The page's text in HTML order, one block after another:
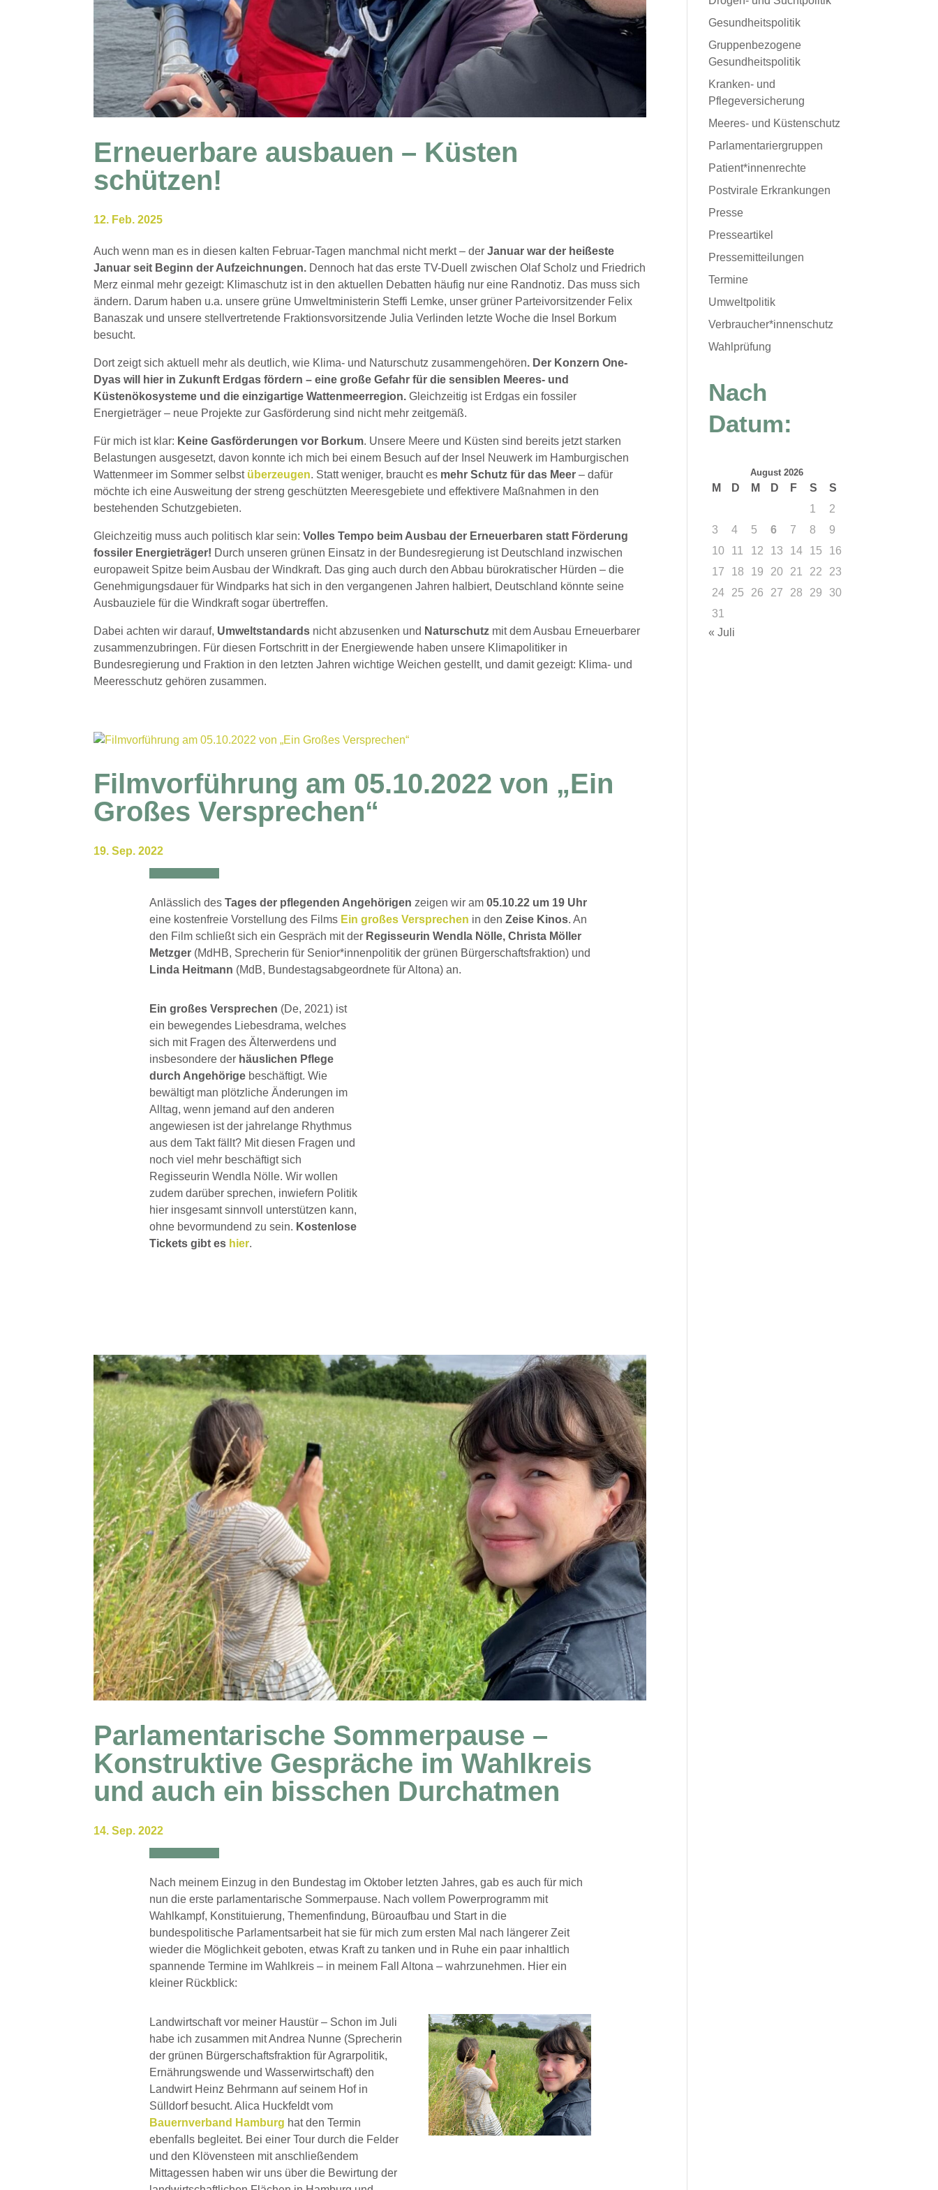
Erneuerbare ausbauen – Küsten
schützen!
12. Feb. 2025
Auch wenn man es in diesen kalten Februar-Tagen manchmal nicht merkt – der Januar war der heißeste
Januar seit Beginn der Aufzeichnungen. Dennoch hat das erste TV-Duell zwischen Olaf Scholz und Friedrich
Merz einmal mehr gezeigt: Klimaschutz ist in den aktuellen Debatten häufig nur eine Randnotiz. Das muss sich
ändern. Darum haben u.a. unsere grüne Umweltministerin Steffi Lemke, unser grüner Parteivorsitzender Felix
Banaszak und unsere stellvertretende Fraktionsvorsitzende Julia Verlinden letzte Woche die Insel Borkum
besucht.
Dort zeigt sich aktuell mehr als deutlich, wie Klima- und Naturschutz zusammengehören. Der Konzern One-
Dyas will hier in Zukunft Erdgas fördern – eine große Gefahr für die sensiblen Meeres- und
Küstenökosysteme und die einzigartige Wattenmeerregion. Gleichzeitig ist Erdgas ein fossiler
Energieträger – neue Projekte zur Gasförderung sind nicht mehr zeitgemäß.
Für mich ist klar: Keine Gasförderungen vor Borkum. Unsere Meere und Küsten sind bereits jetzt starken
Belastungen ausgesetzt, davon konnte ich mich bei einem Besuch auf der Insel Neuwerk im Hamburgischen
Wattenmeer im Sommer selbst überzeugen. Statt weniger, braucht es mehr Schutz für das Meer – dafür
möchte ich eine Ausweitung der streng geschützten Meeresgebiete und effektivere Maßnahmen in den
bestehenden Schutzgebieten.
Gleichzeitig muss auch politisch klar sein: Volles Tempo beim Ausbau der Erneuerbaren statt Förderung
fossiler Energieträger! Durch unseren grünen Einsatz in der Bundesregierung ist Deutschland inzwischen
europaweit Spitze beim Ausbau der Windkraft. Das ging auch durch den Abbau bürokratischer Hürden – die
Genehmigungsdauer für Windparks hat sich in den vergangenen Jahren halbiert, Deutschland könnte seine
Ausbauziele für die Windkraft sogar übertreffen.
Dabei achten wir darauf, Umweltstandards nicht abzusenken und Naturschutz mit dem Ausbau Erneuerbarer
zusammenzubringen. Für diesen Fortschritt in der Energiewende haben unsere Klimapolitiker in
Bundesregierung und Fraktion in den letzten Jahren wichtige Weichen gestellt, und damit gezeigt: Klima- und
Meeresschutz gehören zusammen.
Filmvorführung am 05.10.2022 von „Ein
Großes Versprechen“
19. Sep. 2022
Anlässlich desTages der pflegenden Angehörigen zeigen wir am 05.10.22 um 19 Uhr
eine kostenfreie Vorstellung des Films Ein großes Versprechen in den Zeise Kinos. An
den Film schließt sich ein Gespräch mit der Regisseurin Wendla Nölle, Christa Möller
Metzger(MdHB, Sprecherin für Senior*innenpolitik der grünen Bürgerschaftsfraktion) und
Linda Heitmann (MdB, Bundestagsabgeordnete für Altona) an.
Ein großes Versprechen (De, 2021) ist
ein bewegendes Liebesdrama, welches
sich mit Fragen des Älterwerdens und
insbesondere der häuslichen Pflege
durch Angehörigebeschäftigt. Wie
bewältigt man plötzliche Änderungen im
Alltag, wenn jemand auf den anderen
angewiesen ist der jahrelange Rhythmus
aus dem Takt fällt? Mit diesen Fragen und
noch viel mehr beschäftigt sich
Regisseurin Wendla Nölle. Wir wollen
zudem darüber sprechen, inwiefern Politik
hier insgesamt sinnvoll unterstützen kann,
ohne bevormundend zu sein. Kostenlose
Tickets gibt es hier.
Parlamentarische Sommerpause –
Konstruktive Gespräche im Wahlkreis
und auch ein bisschen Durchatmen
14. Sep. 2022
Nach meinem Einzug in den Bundestag im Oktober letzten Jahres, gab es auch für mich
nun die erste parlamentarische Sommerpause. Nach vollem Powerprogramm mit
Wahlkampf, Konstituierung, Themenfindung, Büroaufbau und Start in die
bundespolitische Parlamentsarbeit hat sie für mich zum ersten Mal nach längerer Zeit
wieder die Möglichkeit geboten, etwas Kraft zu tanken und in Ruhe ein paar inhaltlich
spannende Termine im Wahlkreis – in meinem Fall Altona – wahrzunehmen. Hier ein
kleiner Rückblick:
Landwirtschaft vor meiner Haustür – Schon im Juli
habe ich zusammen mit Andrea Nunne (Sprecherin
der grünen Bürgerschaftsfraktion für Agrarpolitik,
Ernährungswende und Wasserwirtschaft) den
Landwirt Heinz Behrmann auf seinem Hof in
Sülldorf besucht. Alica Huckfeldt vom
Bauernverband Hamburg hat den Termin
ebenfalls begleitet. Bei einer Tour durch die Felder
und den Klövensteen mit anschließendem
Mittagessen haben wir uns über die Bewirtung der
Gesundheitspolitik
Gruppenbezogene
Gesundheitspolitik
Kranken- und
Pflegeversicherung
Meeres- und Küstenschutz
Parlamentariergruppen
Patient*innenrechte
Postvirale Erkrankungen
Presse
Presseartikel
Pressemitteilungen
Termine
Umweltpolitik
Verbraucher*innenschutz
Wahlprüfung
Nach
Datum:
August 2026
M D M D F S
S
1
2
3
4 5 6 7 8
9
10
11 12 13 14 15
16
17
18 19 20 21 22
23
24
25 26 27 28 29
30
31
« Juli